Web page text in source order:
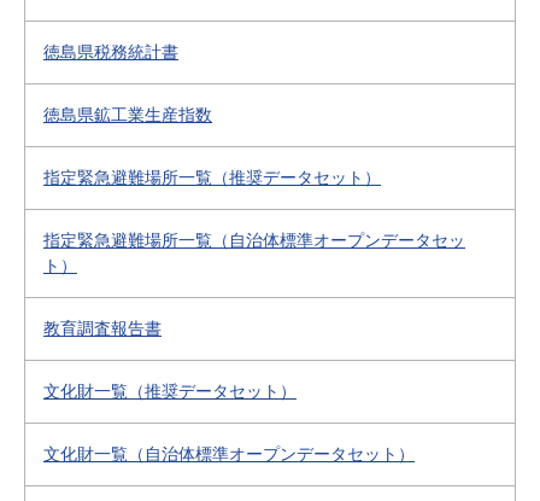
徳島県税務統計書
徳島県鉱工業生産指数
指定緊急避難場所一覧（推奨データセット）
指定緊急避難場所一覧（自治体標準オープンデータセッ
ト）
教育調査報告書
文化財一覧（推奨データセット）
文化財一覧（自治体標準オープンデータセット）